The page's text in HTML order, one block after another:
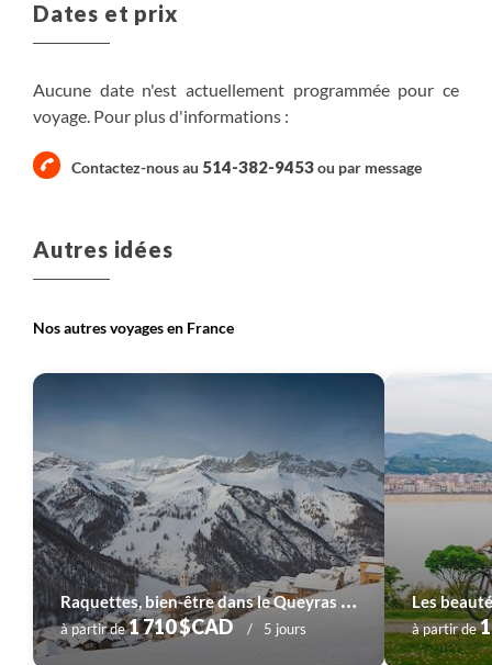
Nous pouvons être parfois amenés à modifier quelque
peu l'itinéraire indiqué : soit au niveau de l'organisation
terrain, risques d'avalanches, etc...), soit directement du
fait de l'accompagnateur (météo, niveau du groupe,
toujours faites dans votre intérêt, pour votre sécurité et
Dates et prix
Aucune date n'est actuellement programmée pour ce
voyage. Pour plus d'informations :
Contactez-nous au 514-382-9453ou par message
Autres idées
Nos autres voyages en France
R
aquettes, bien-être dans le Queyras en hôtel
à partir de1 710 $CAD 5 jours à partir de